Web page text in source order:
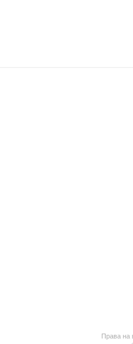
Права на